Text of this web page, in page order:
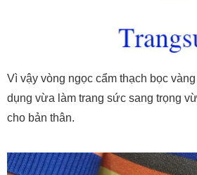
Vì vậy vòng ngọc cẩm thạch bọc
dụng vừa làm trang sức sang trọng
cho bản thân.